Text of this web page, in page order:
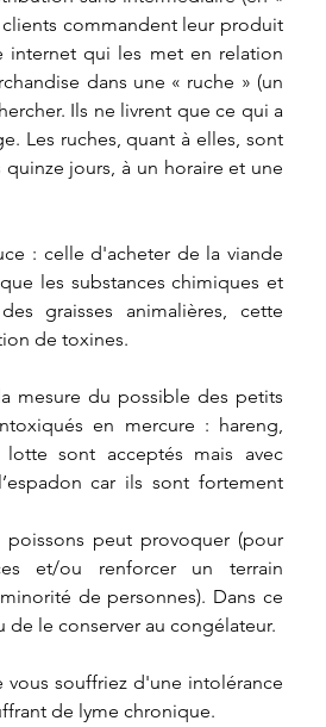
commandent leur produit
internet qui les met en relation
dans une « ruche » (un
Ils ne livrent que ce qui a
Les ruches, quant à elles, sont
jours, à un horaire et une
: celle d'acheter de la viande
les substances chimiques et
graisses animalières, cette
de toxines.
mesure du possible des petits
en mercure : hareng,
sont acceptés mais avec
car ils sont fortement
peut provoquer (pour
et/ou renforcer un terrain
de personnes). Dans ce
le conserver au congélateur.
souffriez d'une intolérance
de lyme chronique.